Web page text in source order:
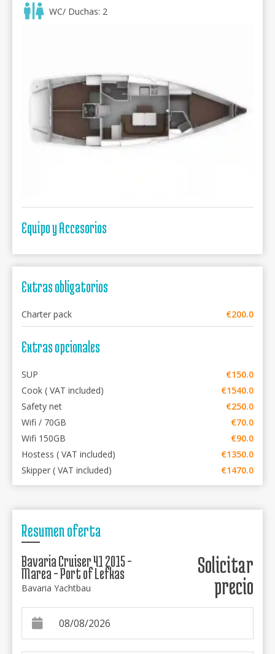
WC/ Duchas: 2
Equipo y Accesorios
Extras obligatorios
Charter pack €200.0
Extras opcionales
SUP
€150.0
Cook ( VAT included)
€1540.0
Safety net
€250.0
Wifi / 70GB
€70.0
Wifi 150GB
€90.0
Hostess ( VAT included)
€1350.0
Skipper ( VAT included)
€1470.0
Resumen oferta
Bavaria Cruiser 41 2015 -
Marea - Port of Lefkas
Bavaria Yachtbau
Solicitar
precio